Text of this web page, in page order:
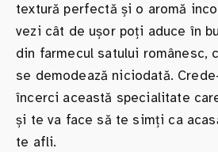
textură perfectă și o aromă
vezi cât de ușor poți aduce în
din farmecul satului românesc,
se demodează niciodată.
încerci această specialitate
și te va face să te simți ca
te afli.